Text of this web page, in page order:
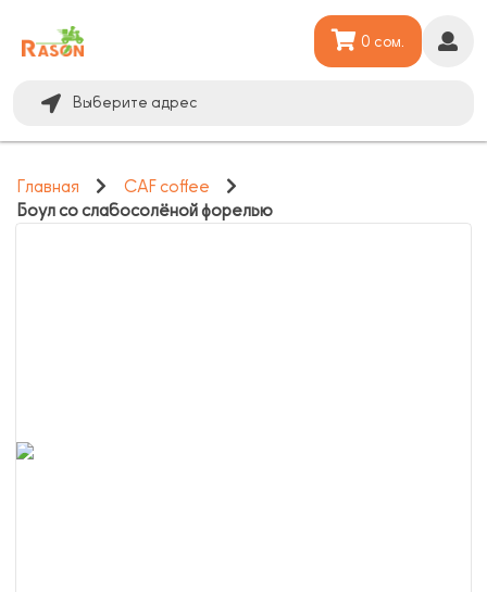
Выберите адрес
0 сом.
Главная
CAF coffee
Боул со слабосолёной форелью